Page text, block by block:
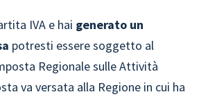
IVA e hai generato un
potresti essere soggetto al
Regionale sulle Attività
va versata alla Regione in cui ha